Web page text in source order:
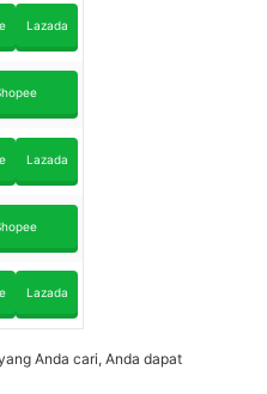
Lazada
Lazada
Lazada
Anda cari, Anda dapat